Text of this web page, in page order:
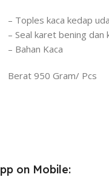
– Toples kaca kedap
– Seal karet bening
– Bahan Kaca
Berat 950 Gram/ Pcs
on Mobile: